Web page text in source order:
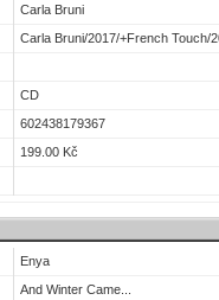
Carla Bruni
Carla Bruni/2017/+French Touch/
CD
602438179367
199.00 Kč
Enya
And Winter Came...